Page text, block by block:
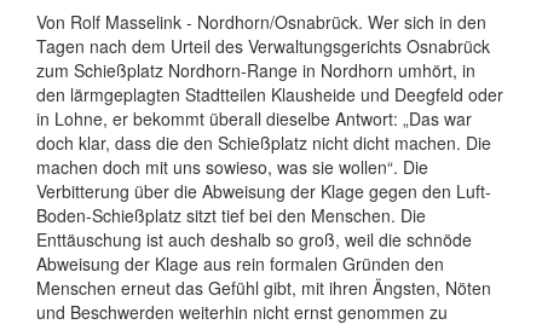
Von Rolf Masselink - Nordhorn/Osnabrück. Wer sich in den
Tagen nach dem Urteil des Verwaltungsgerichts Osnabrück
zum Schießplatz Nordhorn-Range in Nordhorn umhört, in
den lärmgeplagten Stadtteilen Klausheide und Deegfeld oder
in Lohne, er bekommt überall dieselbe Antwort: „Das war
doch klar, dass die den Schießplatz nicht dicht machen. Die
machen doch mit uns sowieso, was sie wollen“. Die
Verbitterung über die Abweisung der Klage gegen den Luft-
Boden-Schießplatz sitzt tief bei den Menschen. Die
Enttäuschung ist auch deshalb so groß, weil die schnöde
Abweisung der Klage aus rein formalen Gründen den
Menschen erneut das Gefühl gibt, mit ihren Ängsten, Nöten
und Beschwerden weiterhin nicht ernst genommen zu